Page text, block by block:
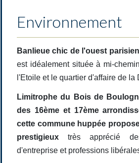
Environnement
Banlieue chic de l'ouest parisien
est idéalement située à mi-
l'Etoile et le quartier d'affaire de la
Limitrophe du Bois de
des 16ème et 17ème
cette commune huppée
prestigieux très apprécié
d'entreprise et professions